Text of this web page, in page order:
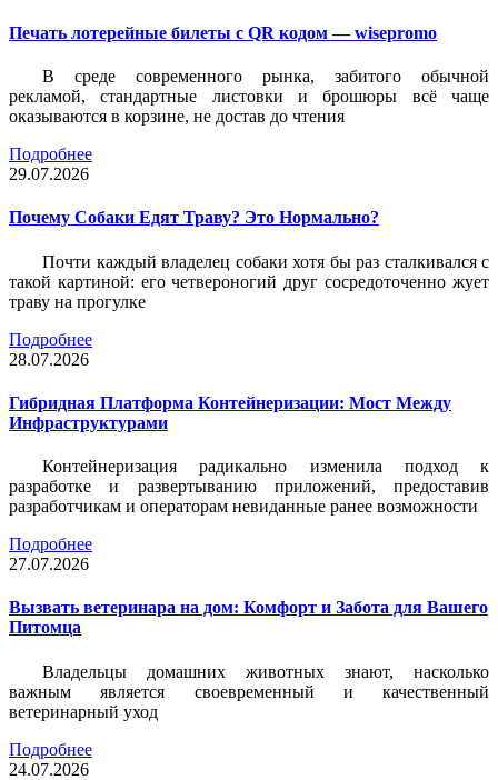
Печать лотерейные билеты c QR кодом — wisepromo
В среде современного рынка, забитого обычной
рекламой, стандартные листовки и брошюры всё чаще
оказываются в корзине, не достав до чтения
Подробнее
29.07.2026
Почему Собаки Едят Траву? Это Нормально?
Почти каждый владелец собаки хотя бы раз сталкивался с
такой картиной: его четвероногий друг сосредоточенно жует
траву на прогулке
Подробнее
28.07.2026
Гибридная Платформа Контейнеризации: Мост Между
Инфраструктурами
Контейнеризация радикально изменила подход к
разработке и развертыванию приложений, предоставив
разработчикам и операторам невиданные ранее возможности
Подробнее
27.07.2026
Вызвать ветеринара на дом: Комфорт и Забота для Вашего
Питомца
Владельцы домашних животных знают, насколько
важным является своевременный и качественный
ветеринарный уход
Подробнее
24.07.2026